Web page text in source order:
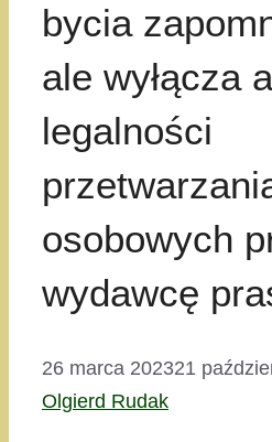
bycia
ale wyłącza
legalności
osobowych
wydawcę
26 marca 202321
Olgierd Rudak